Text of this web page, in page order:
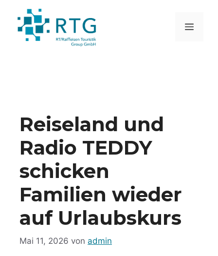
Inhalt
springen
Reiseland und
Radio TEDDY
schicken
Familien wieder
auf Urlaubskurs
Mai 11, 2026 von admin